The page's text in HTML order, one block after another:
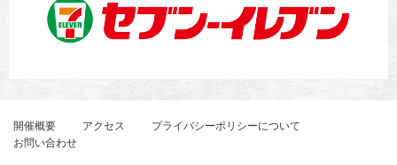
開催概要 アクセス
プライバシーポリシーについて
お問い合わせ